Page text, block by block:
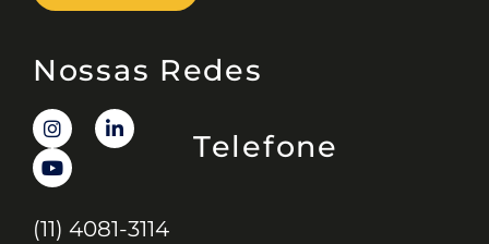
Nossas Redes
Telefone
(11) 4081-3114